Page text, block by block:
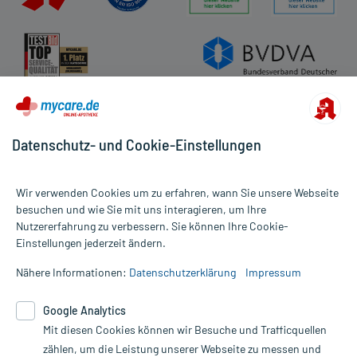
Alle Preise gelten inkl. MwSt., ggf. zzgl. Versandkosten
Informationen auf dieser Website werden ausschließlich für
die Untersuchung und Behandlung durch einen Arzt. Bitte
Therapien eingeleitet werden können. | Diese Webseite benutzt
Google Analytics. Lesen Sie bitte dazu die wichtigen Hinweise in
unserer Datenschutzerklärung. Für den Widerruf einer Bestellung
Datenschutz- und Cookie-Einstellungen
Wir verwenden Cookies um zu erfahren, wann Sie unsere Webseite
besuchen und wie Sie mit uns interagieren, um Ihre
Nutzererfahrung zu verbessern. Sie können Ihre Cookie-
Einstellungen jederzeit ändern.
Nähere Informationen: Datenschutzerklärung Impressum
Google Analytics
Mit diesen Cookies können wir Besuche und Trafficquellen
zählen, um die Leistung unserer Webseite zu messen und